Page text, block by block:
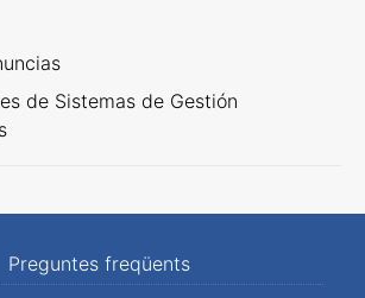
de Sistemas de Gestión
Preguntes freqüents